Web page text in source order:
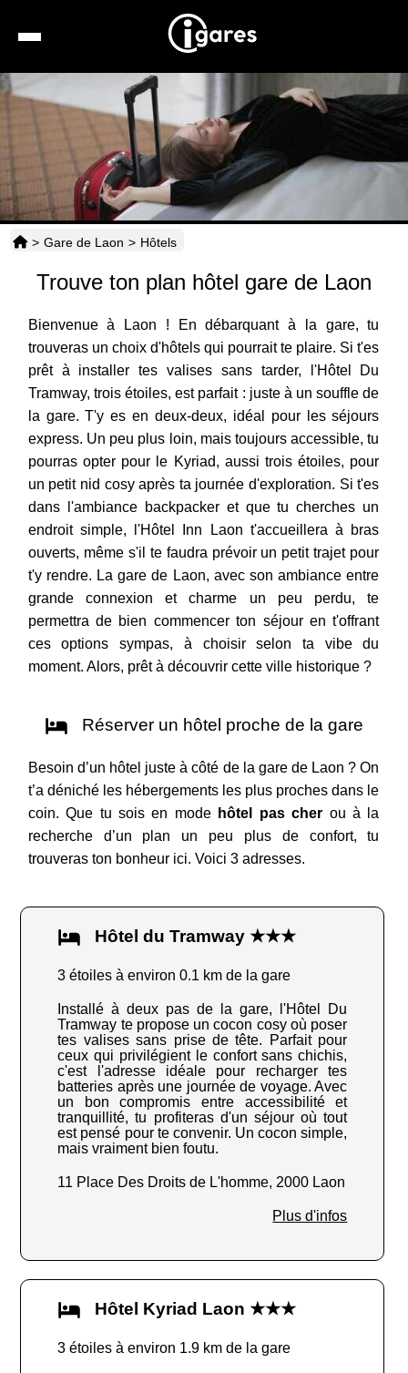
Location de voiture
Hôtels
Taxis
Horaires
> Gare de Laon > Hôtels
Trouve ton plan hôtel gare de Laon
Bienvenue à Laon ! En débarquant à la gare, tu
trouveras un choix d'hôtels qui pourrait te plaire. Si t'es
prêt à installer tes valises sans tarder, l'Hôtel Du
Tramway, trois étoiles, est parfait : juste à un souffle de
la gare. T'y es en deux-deux, idéal pour les séjours
express. Un peu plus loin, mais toujours accessible, tu
pourras opter pour le Kyriad, aussi trois étoiles, pour
un petit nid cosy après ta journée d'exploration. Si t'es
dans l'ambiance backpacker et que tu cherches un
endroit simple, l'Hôtel Inn Laon t'accueillera à bras
ouverts, même s'il te faudra prévoir un petit trajet pour
t'y rendre. La gare de Laon, avec son ambiance entre
grande connexion et charme un peu perdu, te
permettra de bien commencer ton séjour en t'offrant
ces options sympas, à choisir selon ta vibe du
moment. Alors, prêt à découvrir cette ville historique ?
Réserver un hôtel proche de la gare
Besoin d’un hôtel juste à côté de la gare de Laon ? On
t’a déniché les hébergements les plus proches dans le
coin. Que tu sois en mode hôtel pas cher ou à la
recherche d’un plan un peu plus de confort, tu
trouveras ton bonheur ici. Voici 3 adresses.
Hôtel du Tramway ★★★
3 étoiles à environ 0.1 km de la gare
Installé à deux pas de la gare, l'Hôtel Du
Tramway te propose un cocon cosy où poser
tes valises sans prise de tête. Parfait pour
ceux qui privilégient le confort sans chichis,
c'est l'adresse idéale pour recharger tes
batteries après une journée de voyage. Avec
un bon compromis entre accessibilité et
tranquillité, tu profiteras d'un séjour où tout
est pensé pour te convenir. Un cocon simple,
mais vraiment bien foutu.
11 Place Des Droits de L'homme, 2000 Laon
Plus d'infos
Hôtel Kyriad Laon ★★★
3 étoiles à environ 1.9 km de la gare